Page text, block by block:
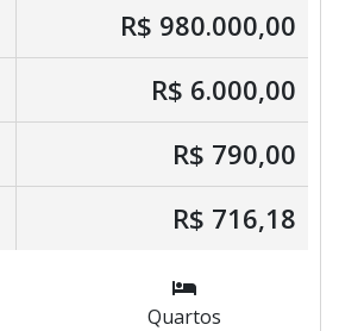
R$ 980.000,00
R$ 6.000,00
R$ 790,00
R$ 716,18
Quartos